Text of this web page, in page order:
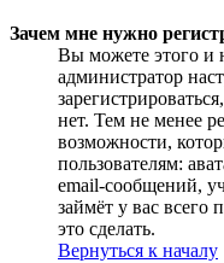
Зачем мне нужно
Вы можете этого и
администратор
нет. Тем не менее
возможности,
пользователям:
email-сообщений,
займёт у вас
это сделать.
Вернуться к началу